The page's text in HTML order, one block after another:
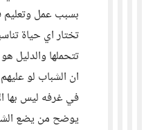
بسبب عمل
تختار اي حياة
تتحملها والدليل
ان الشباب لو
في غرفه ليس بها
يوضح من يضع